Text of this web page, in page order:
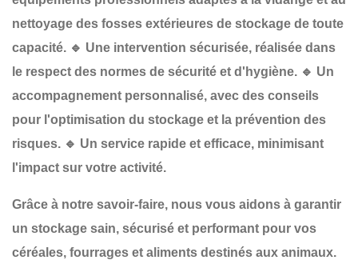
nettoyage des fosses extérieures de stockage de toute
capacité. 🔹 Une intervention sécurisée, réalisée dans
le respect des normes de sécurité et d'hygiène. 🔹 Un
accompagnement personnalisé, avec des conseils
pour l'optimisation du stockage et la prévention des
risques. 🔹 Un service rapide et efficace, minimisant
l'impact sur votre activité.
Grâce à notre savoir-faire, nous vous aidons à garantir
un stockage sain, sécurisé et performant pour vos
céréales, fourrages et aliments destinés aux animaux.